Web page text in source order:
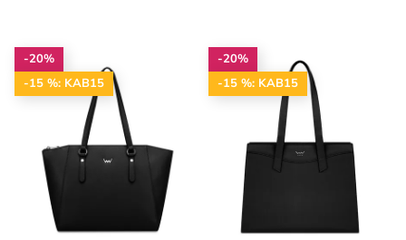
-20%
-15 %: KAB15
-20%
-15 %: KAB15